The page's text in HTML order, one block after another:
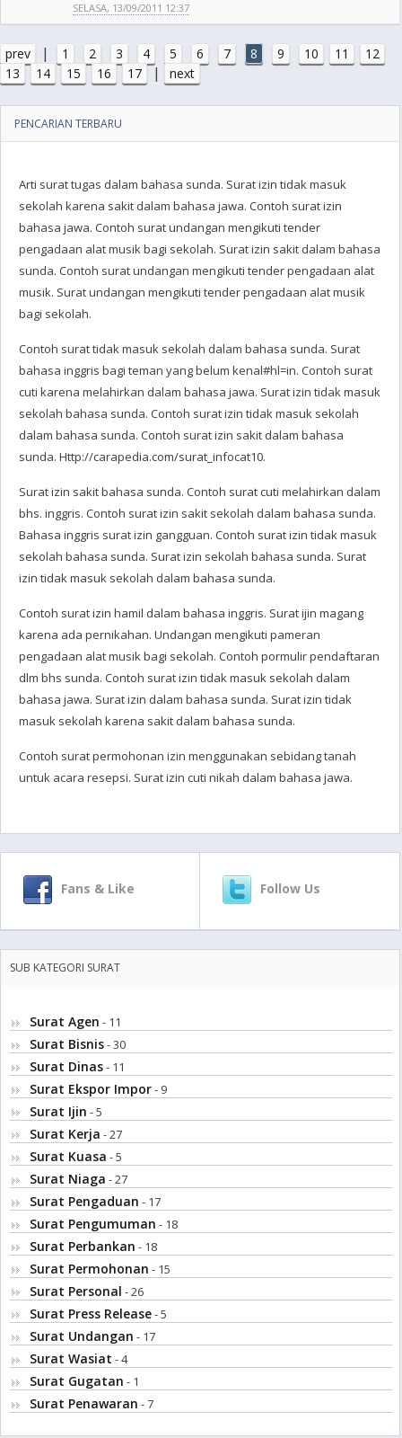
SELASA, 13/09/2011 12:37
prev | 1 2 3 4 5 6 7 8 9 10 11
12
13
14 15 16 17 | next
PENCARIAN TERBARU
Arti surat tugas dalam bahasa sunda. Surat izin tidak masuk
sekolah karena sakit dalam bahasa jawa. Contoh surat izin
bahasa jawa. Contoh surat undangan mengikuti tender
pengadaan alat musik bagi sekolah. Surat izin sakit dalam bahasa
sunda. Contoh surat undangan mengikuti tender pengadaan alat
musik. Surat undangan mengikuti tender pengadaan alat musik
bagi sekolah.
Contoh surat tidak masuk sekolah dalam bahasa sunda. Surat
bahasa inggris bagi teman yang belum kenal#hl=in. Contoh surat
cuti karena melahirkan dalam bahasa jawa. Surat izin tidak masuk
sekolah bahasa sunda. Contoh surat izin tidak masuk sekolah
dalam bahasa sunda. Contoh surat izin sakit dalam bahasa
sunda. Http://carapedia.com/surat_infocat10.
Surat izin sakit bahasa sunda. Contoh surat cuti melahirkan dalam
bhs. inggris. Contoh surat izin sakit sekolah dalam bahasa sunda.
Bahasa inggris surat izin gangguan. Contoh surat izin tidak masuk
sekolah bahasa sunda. Surat izin sekolah bahasa sunda. Surat
izin tidak masuk sekolah dalam bahasa sunda.
Contoh surat izin hamil dalam bahasa inggris. Surat ijin magang
karena ada pernikahan. Undangan mengikuti pameran
pengadaan alat musik bagi sekolah. Contoh pormulir pendaftaran
dlm bhs sunda. Contoh surat izin tidak masuk sekolah dalam
bahasa jawa. Surat izin dalam bahasa sunda. Surat izin tidak
masuk sekolah karena sakit dalam bahasa sunda.
Contoh surat permohonan izin menggunakan sebidang tanah
untuk acara resepsi. Surat izin cuti nikah dalam bahasa jawa.
Fans & Like Follow Us
SUB KATEGORI SURAT
Surat Agen - 11
Surat Bisnis- 30
Surat Dinas- 11
Surat Ekspor Impor- 9
Surat Ijin - 5
Surat Kerja - 27
Surat Kuasa - 5
Surat Niaga - 27
Surat Pengaduan - 17
Surat Pengumuman - 18
Surat Perbankan - 18
Surat Permohonan - 15
Surat Personal - 26
Surat Press Release- 5
Surat Undangan - 17
Surat Wasiat - 4
Surat Gugatan - 1
Surat Penawaran - 7